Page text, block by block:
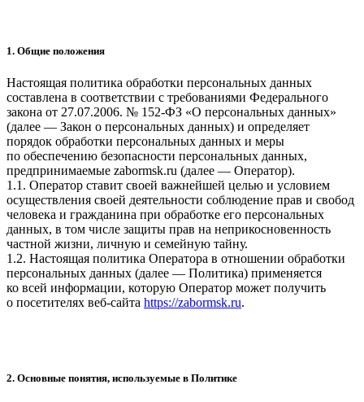
1. Общие положения
Настоящая политика обработки персональных данных
составлена в соответствии с требованиями Федерального
закона от 27.07.2006. № 152-ФЗ «О персональных данных»
(далее — Закон о персональных данных) и определяет
порядок обработки персональных данных и меры
по обеспечению безопасности персональных данных,
предпринимаемые zabormsk.ru (далее — Оператор).
1.1. Оператор ставит своей важнейшей целью и условием
осуществления своей деятельности соблюдение прав и свобод
человека и гражданина при обработке его персональных
данных, в том числе защиты прав на неприкосновенность
частной жизни, личную и семейную тайну.
1.2. Настоящая политика Оператора в отношении обработки
персональных данных (далее — Политика) применяется
ко всей информации, которую Оператор может получить
о посетителях веб-сайта https://zabormsk.ru.
2. Основные понятия, используемые в Политике